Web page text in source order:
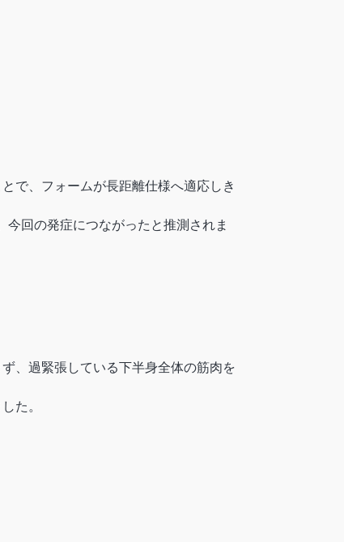
で、フォームが長距離仕様へ適応しき
回の発症につながったと推測されま
、過緊張している下半身全体の筋肉を
た。